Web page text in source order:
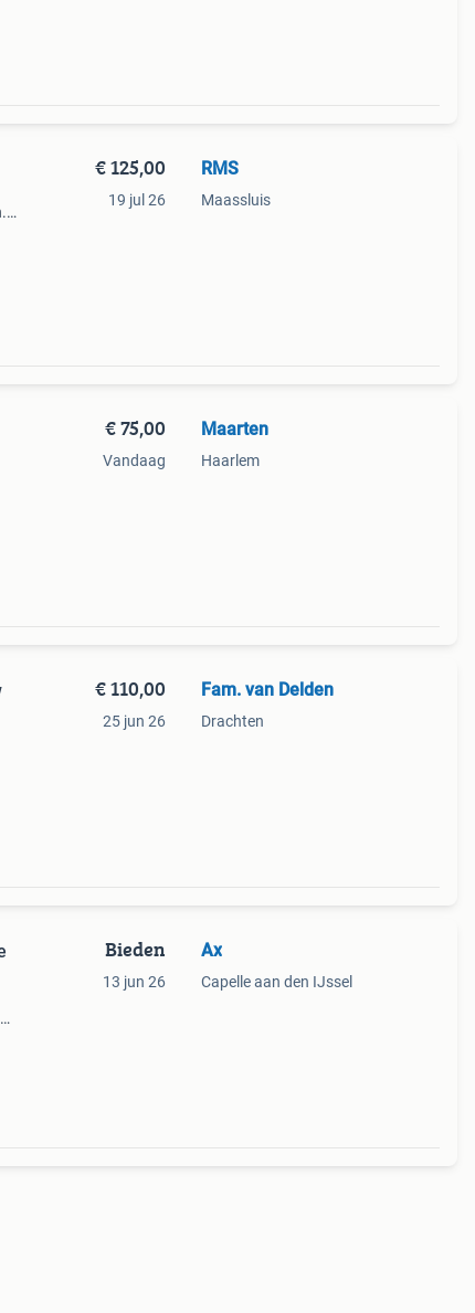
€ 125,00
19 jul 26
RMS
Maassluis
€ 75,00
Vandaag
Maarten
Haarlem
€ 110,00
25 jun 26
Fam. van Delden
Drachten
Bieden
13 jun 26
Ax
Capelle aan den IJssel